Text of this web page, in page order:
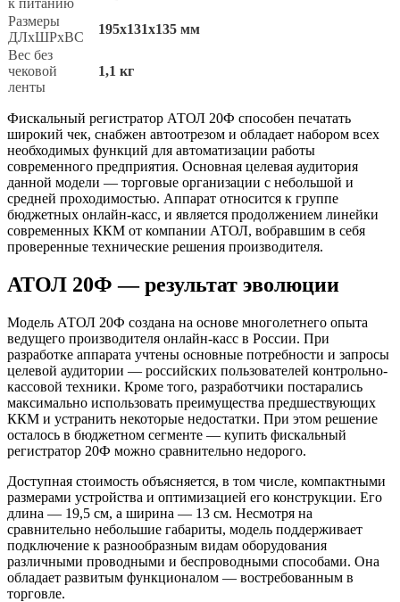
Размеры
ДЛхШРхВС
195х131х135 мм
Вес без
чековой
ленты
1,1 кг
Фискальный регистратор АТОЛ 20Ф способен печатать
широкий чек, снабжен автоотрезом и обладает набором всех
необходимых функций для автоматизации работы
современного предприятия. Основная целевая аудитория
данной модели — торговые организации с небольшой и
средней проходимостью. Аппарат относится к группе
бюджетных онлайн-касс, и является продолжением линейки
современных ККМ от компании АТОЛ, вобравшим в себя
проверенные технические решения производителя.
АТОЛ 20Ф — результат эволюции
Модель АТОЛ 20Ф создана на основе многолетнего опыта
ведущего производителя онлайн-касс в России. При
разработке аппарата учтены основные потребности и запросы
целевой аудитории — российских пользователей контрольно-
кассовой техники. Кроме того, разработчики постарались
максимально использовать преимущества предшествующих
ККМ и устранить некоторые недостатки. При этом решение
осталось в бюджетном сегменте — купить фискальный
регистратор 20Ф можно сравнительно недорого.
Доступная стоимость объясняется, в том числе, компактными
размерами устройства и оптимизацией его конструкции. Его
длина — 19,5 см, а ширина — 13 см. Несмотря на
сравнительно небольшие габариты, модель поддерживает
подключение к разнообразным видам оборудования
различными проводными и беспроводными способами. Она
обладает развитым функционалом — востребованным в
торговле.